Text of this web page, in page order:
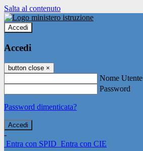
Salta al contenuto
Accedi
Accedi
button close ×
Nome Utente
Password
Password dimenticata?
-
Entra con SPID Entra con CIE